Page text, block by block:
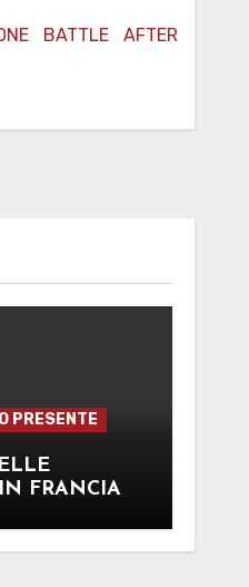
BATTLE AFTER
PRESENTE
FRANCIA